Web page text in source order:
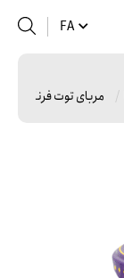
FA
مربای توت فرنگی